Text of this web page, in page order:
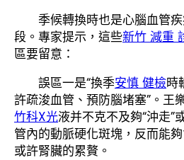
季候轉換時也是心腦血管
段。專家提示，這些新竹 減重
區要留意：
誤區一是“換季安慎 健檢時
許疏浚血管、預防腦堵塞”。王
竹科X光液并不克不及夠“沖走”
管內的動脈硬化斑塊，反而能
或許腎臟的累贅。